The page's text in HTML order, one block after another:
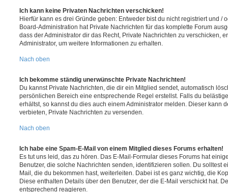
Ich kann keine Privaten Nachrichten verschicken!
Hierfür kann es drei Gründe geben: Entweder bist du nicht registriert und /
Board-Administration hat Private Nachrichten für das komplette Forum
dass der Administrator dir das Recht, Private Nachrichten zu verschicken,
Administrator, um weitere Informationen zu erhalten.
Nach oben
Ich bekomme ständig unerwünschte Private Nachrichten!
Du kannst Private Nachrichten, die dir ein Mitglied sendet, automatisch
persönlichen Bereich eine entsprechende Regel erstellst. Falls du
erhältst, so kannst du dies auch einem Administrator melden. Dieser kann
verbieten, Private Nachrichten zu versenden.
Nach oben
Ich habe eine Spam-E-Mail von einem Mitglied dieses Forums erhalten!
Es tut uns leid, das zu hören. Das E-Mail-Formular dieses Forums hat
Benutzer, die solche Nachrichten senden, identifizieren sollen. Du solltest
Mail, die du bekommen hast, weiterleiten. Dabei ist es ganz wichtig, die
Diese enthalten Details über den Benutzer, der die E-Mail verschickt hat.
entsprechend reagieren.